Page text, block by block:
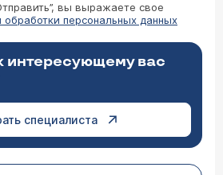
вы выражаете свое
обработки персональных данных
интересующему вас
специалиста